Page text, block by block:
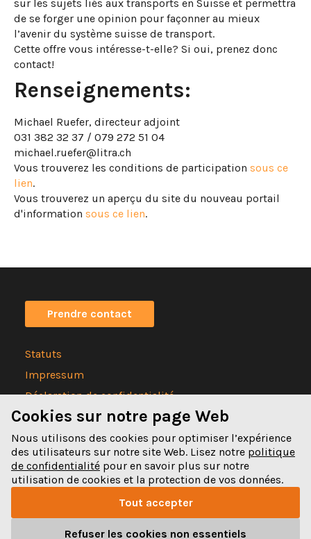
sur les sujets liés aux transports en Suisse et permettra
de se forger une opinion pour façonner au mieux
l’avenir du système suisse de transport.
Cette offre vous intéresse-t-elle? Si oui, prenez donc
contact!
Renseignements:
Michael Ruefer, directeur adjoint
031 382 32 37 / 079 272 51 04
michael.ruefer@litra.ch
Vous trouverez les conditions de participation sous ce
lien.
Vous trouverez un aperçu du site du nouveau portail
d'information sous ce lien.
Prendre contact
Statuts
Impressum
Déclaration de confidentialité
Spitalgasse 32
Cookies sur notre page Web
Nous utilisons des cookies pour optimiser l’expérience
des utilisateurs sur notre site Web. Lisez notre politique
de confidentialité pour en savoir plus sur notre
utilisation de cookies et la protection de vos données.
Tout accepter
Refuser les cookies non essentiels